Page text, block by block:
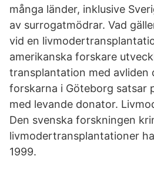
många länder, inklusive
av surrogatmödrar. Vad
vid en
amerikanska forskare
transplantation med avliden
forskarna i Göteborg satsar
med levande donator.
Den svenska forskningen
livmodertransplantationer
1999.